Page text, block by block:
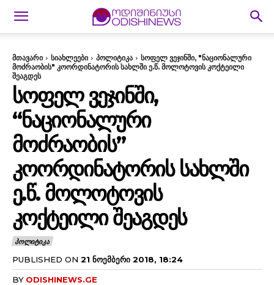
მთავარი სიახლეები პოლიტიკა
სოფელ ვეჯინში, "ნაციონალური
მოძრაობის" კოორდინატორის სახლში ე.წ. მოლოტოვის კოქტეილი
შეაგდეს
ᲡᲝᲤᲔᲚ ᲕᲔᲯᲘᲜᲨᲘ,
“ᲜᲐᲪᲘᲝᲜᲐᲚᲣᲠᲘ
ᲛᲝᲫᲠᲐᲝᲑᲘᲡ”
ᲙᲝᲝᲠᲓᲘᲜᲐᲢᲝᲠᲘᲡ ᲡᲐᲮᲚᲨᲘ
Ე.Წ. ᲛᲝᲚᲝᲢᲝᲕᲘᲡ
ᲙᲝᲥᲢᲔᲘᲚᲘ ᲨᲔᲐᲒᲓᲔᲡ
ᲞᲝᲚᲘᲢᲘᲙᲐ
PUBLISHED ON 21 ᲜᲝᲔᲛᲑᲔᲠᲘ 2018, 18:24
BY ODISHINEWS.GE